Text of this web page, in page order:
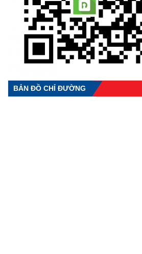
BẢN ĐỒ CHỈ ĐƯỜNG